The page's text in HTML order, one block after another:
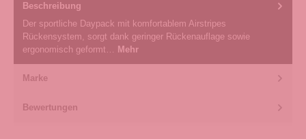
Beschreibung
Der sportliche Daypack mit komfortablem Airstripes
Rückensystem, sorgt dank geringer Rückenauflage sowie
ergonomisch geformt… Mehr
Marke
Bewertungen